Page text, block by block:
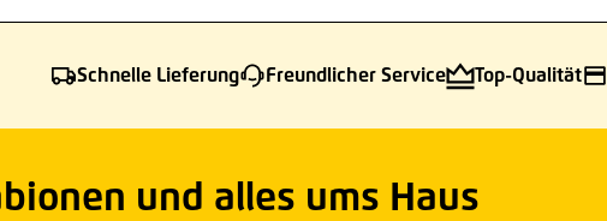
Schnelle Lieferung Freundlicher Service Top-Qualität
und alles ums Haus